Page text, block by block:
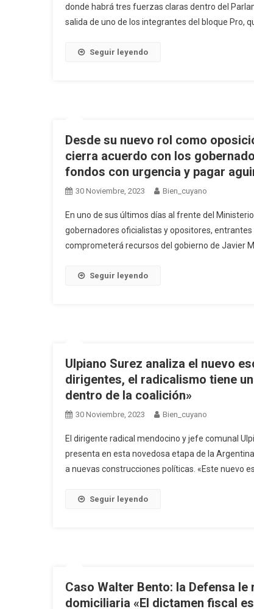
donde habrá tres fuerzas claras dentro del
salida de uno de los integrantes del bloque Pro,
Seguir leyendo
Desde su nuevo rol como
cierra acuerdo con los
fondos con urgencia y pagar
30 Noviembre, 2023 Bien_cuyano
En uno de sus últimos días al frente del
gobernadores oficialistas y opositores,
comprometerá recursos del gobierno de Javier
Seguir leyendo
Ulpiano Surez analiza el nuevo
dirigentes, el radicalismo tiene
dentro de la coalición»
30 Noviembre, 2023 Bien_cuyano
El dirigente radical mendocino y jefe comunal
presenta en esta novedosa etapa de la
a nuevas construcciones políticas. «Este nuevo
Seguir leyendo
Caso Walter Bento: la Defensa
domiciliaria «El dictamen fiscal